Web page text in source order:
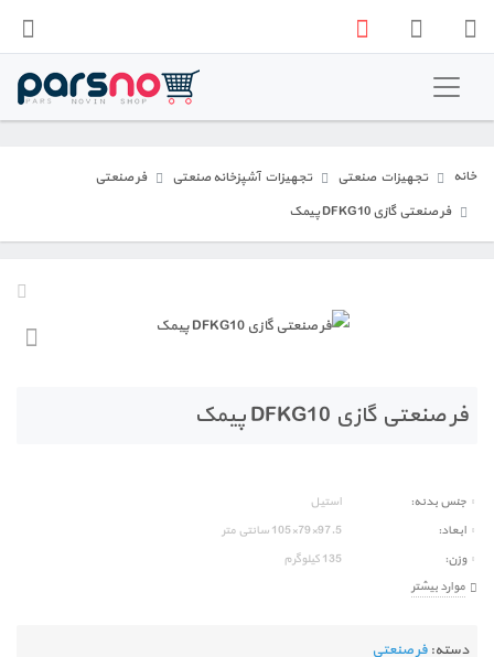
فروشگاه پارس نو
تجهیزات صنعتی
خانه تجهیزات صنعتی تجهیزات آشپزخانه صنعتی
فر صنعتی
فر صنعتی گازی DFKG10 پیمک
فر صنعتی گازی DFKG10 پیمک
جنس بدنه
استیل
ابعاد
97.5×79×105 سانتی متر
وزن
135 کیلوگرم
موارد بیشتر
دسته: فر صنعتی